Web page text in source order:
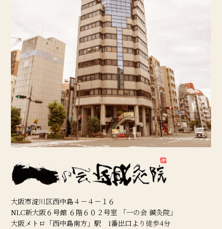
大阪市淀川区西中島４－４－１６
NLC新大阪６号館 ６階６０２号室 「一の会 鍼灸院」
大阪メトロ「西中島南方」駅 1番出口より徒歩4分